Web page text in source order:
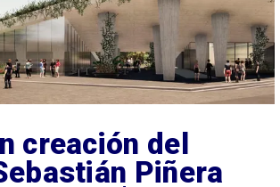
creación del
Piñera